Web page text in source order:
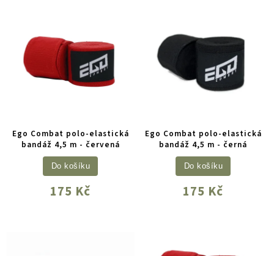
Ego Combat polo-elastická
bandáž 4,5 m - červená
175 Kč
Do košíku
Ego Combat polo-elastická
bandáž 4,5 m - černá
175 Kč
Do košíku